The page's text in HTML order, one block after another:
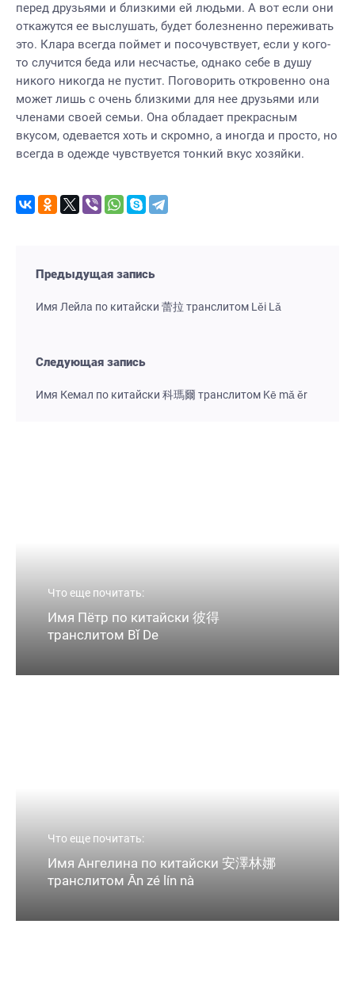
перед друзьями и близкими ей людьми. А вот если они
откажутся ее выслушать, будет болезненно переживать
это. Клара всегда поймет и посочувствует, если у кого-
то случится беда или несчастье, однако себе в душу
никого никогда не пустит. Поговорить откровенно она
может лишь с очень близкими для нее друзьями или
членами своей семьи. Она обладает прекрасным
вкусом, одевается хоть и скромно, а иногда и просто, но
всегда в одежде чувствуется тонкий вкус хозяйки.
Предыдущая запись
Имя Лейла по китайски 蕾拉 транслитом Lěi Lǎ
Следующая запись
Имя Кемал по китайски 科瑪爾 транслитом Kē mǎ ěr
Что еще почитать:
Имя Пётр по китайски 彼得
транслитом Bǐ De
Что еще почитать:
Имя Ангелина по китайски 安澤林娜
транслитом Ān zé lín nà